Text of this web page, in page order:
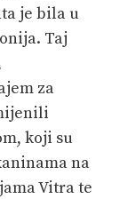
je bila u
Taj
za
koji su
na
Vitra te